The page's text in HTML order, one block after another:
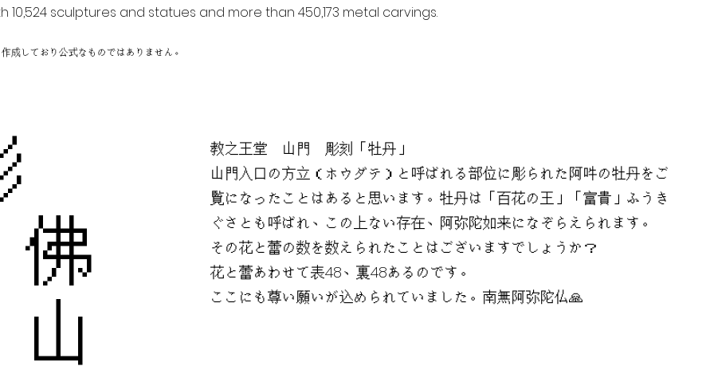
sculptures and statues and more than 450,173 metal carvings.
成しており公式なものではありません。
教之王堂 山門 彫刻「牡丹」
山門入口の方立（ホウダテ）と呼ばれる部位に彫られた阿吽の牡丹をご
覧になったことはあると思います。牡丹は「百花の王」「富貴」ふうき
ぐさとも呼ばれ、この上ない存在、阿弥陀如来になぞらえられます。
その花と蕾の数を数えられたことはございますでしょうか？
花と蕾あわせて表48、裏48あるのです。
ここにも尊い願いが込められていました。南無阿弥陀仏🙏